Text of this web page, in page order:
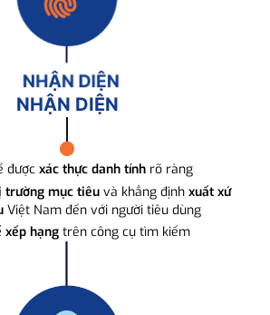
NHẬN DIỆN
được xác thực danh tính rõ ràng
trường mục tiêuvà khẳng định xuất xứ
Việt Nam đến với người tiêu dùng
xếp hạng trên công cụ tìm kiếm